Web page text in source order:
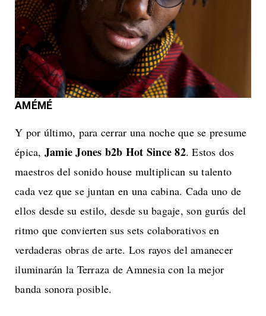
AMÉMÉ
Y por último, para cerrar una noche que se presume
épica, Jamie Jones b2b Hot Since 82. Estos dos
maestros del sonido house multiplican su talento
cada vez que se juntan en una cabina. Cada uno de
ellos desde su estilo, desde su bagaje, son gurús del
ritmo que convierten sus sets colaborativos en
verdaderas obras de arte. Los rayos del amanecer
iluminarán la Terraza de Amnesia con la mejor
banda sonora posible.